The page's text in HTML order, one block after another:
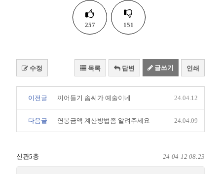
257 151
수정 목록 답변 글쓰기 인쇄
이전글 끼어들기 솜씨가 예술이네 24.04.12
다음글 연봉금액 계산방법좀 알려주세요 24.04.09
신관5층 24-04-12 08:23